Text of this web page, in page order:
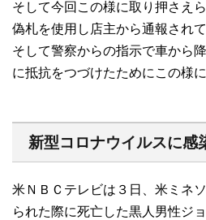
そして今回この様に取り押さえ
偽札を使用し店主から通報され
そして警察からの指示で車から
に抵抗をつづけたためにこの様
新型コロナウイルスに感
米ＮＢＣテレビは３日、米ミネ
られた際に死亡した黒人男性ジ